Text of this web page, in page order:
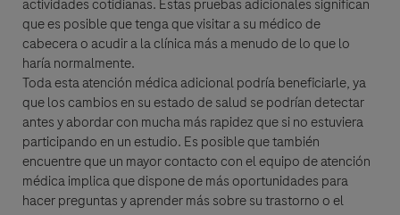
actividades cotidianas. Estas pruebas adicionales significan
que es posible que tenga que visitar a su médico de
cabecera o acudir a la clínica más a menudo de lo que lo
haría normalmente.
Toda esta atención médica adicional podría beneficiarle, ya
que los cambios en su estado de salud se podrían detectar
antes y abordar con mucha más rapidez que si no estuviera
participando en un estudio. Es posible que también
encuentre que un mayor contacto con el equipo de atención
médica implica que dispone de más oportunidades para
hacer preguntas y aprender más sobre su trastorno o el